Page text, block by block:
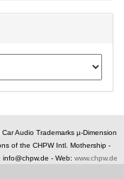
Audio Trademarks µ-Dimension
of the CHPW Intl. Mothership -
info@chpw.de - Web: www.chpw.de